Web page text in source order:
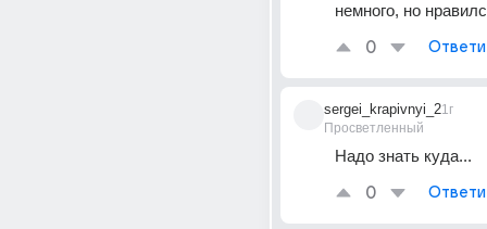
немного, но
0
sergei_krapivnyi_2
Просветленный
1г
Надо знать куда...
0